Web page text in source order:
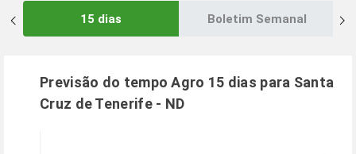
15 dias Boletim Semanal
Previsão do tempo Agro 15 dias para Santa
Cruz de Tenerife- ND